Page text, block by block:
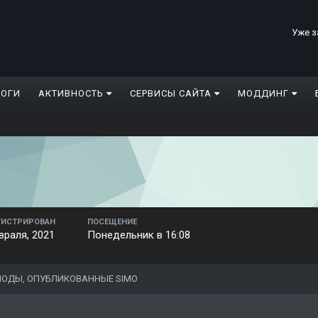
Уже
АКТИВНОСТЬ СЕРВИСЫ САЙТА МОДДИНГ
2021
ПОСЕЩЕНИЕ
Понедельник в 16:08
ОПУБЛИКОВАННЫЕ SIMO